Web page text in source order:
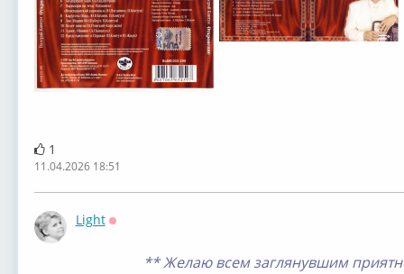
1
11.04.2026 18:51
Light
** Желаю всем заглянувшим